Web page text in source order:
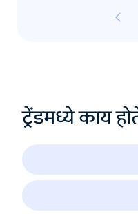
ट्रेंडमध्ये काय